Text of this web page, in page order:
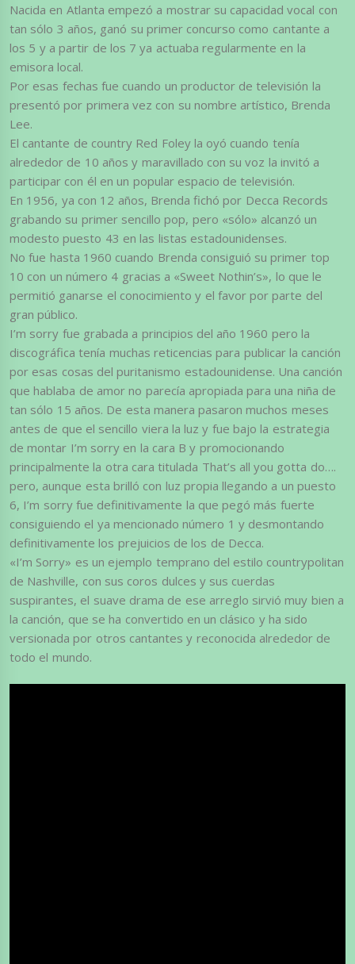
Nacida en Atlanta empezó a mostrar su capacidad vocal con
tan sólo 3 años, ganó su primer concurso como cantante a
los 5 y a partir de los 7 ya actuaba regularmente en la
emisora local.
Por esas fechas fue cuando un productor de televisión la
presentó por primera vez con su nombre artístico, Brenda
Lee.
El cantante de country Red Foley la oyó cuando tenía
alrededor de 10 años y maravillado con su voz la invitó a
participar con él en un popular espacio de televisión.
En 1956, ya con 12 años, Brenda fichó por Decca Records
grabando su primer sencillo pop, pero «sólo» alcanzó un
modesto puesto 43 en las listas estadounidenses.
No fue hasta 1960 cuando Brenda consiguió su primer top
10 con un número 4 gracias a «Sweet Nothin’s», lo que le
permitió ganarse el conocimiento y el favor por parte del
gran público.
I’m sorry fue grabada a principios del año 1960 pero la
discográfica tenía muchas reticencias para publicar la canción
por esas cosas del puritanismo estadounidense. Una canción
que hablaba de amor no parecía apropiada para una niña de
tan sólo 15 años. De esta manera pasaron muchos meses
antes de que el sencillo viera la luz y fue bajo la estrategia
de montar I’m sorry en la cara B y promocionando
principalmente la otra cara titulada That’s all you gotta do….
pero, aunque esta brilló con luz propia llegando a un puesto
6, I’m sorry fue definitivamente la que pegó más fuerte
consiguiendo el ya mencionado número 1 y desmontando
definitivamente los prejuicios de los de Decca.
«I’m Sorry» es un ejemplo temprano del estilo countrypolitan
de Nashville, con sus coros dulces y sus cuerdas
suspirantes, el suave drama de ese arreglo sirvió muy bien a
la canción, que se ha convertido en un clásico y ha sido
versionada por otros cantantes y reconocida alrededor de
todo el mundo.